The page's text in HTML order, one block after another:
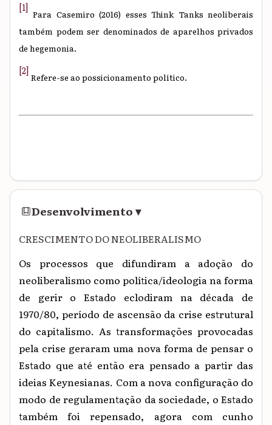
[1] Para Casemiro (2016) esses Think Tanks neoliberais
também podem ser denominados de aparelhos privados
de hegemonia.
[2] Refere-se ao possicionamento político.
Desenvolvimento▾
CRESCIMENTO DO NEOLIBERALISMO
Os processos que difundiram a adoção do
neoliberalismo como política/ideologia na forma
de gerir o Estado eclodiram na década de
1970/80, período de ascensão da crise estrutural
do capitalismo. As transformações provocadas
pela crise geraram uma nova forma de pensar o
Estado que até então era pensado a partir das
ideias Keynesianas. Com a nova configuração do
modo de regulamentação da sociedade, o Estado
também foi repensado, agora com cunho